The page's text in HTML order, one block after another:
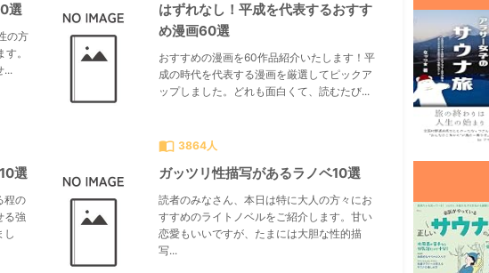
選
の方
。
...
はずれなし！平成を代表するおすす
め漫画60選
おすすめの漫画を60作品紹介いたします！平
成の時代を代表する漫画を厳選してピックア
ップしました。どれも面白くて、読むたび...
選
程の
る強
し
import_contacts 3864人
ガッツリ性描写があるラノベ10選
読者のみなさん、本日は特に大人の方々にお
すすめのライトノベルをご紹介します。甘い
恋愛もいいですが、たまには大胆な性的描
写...